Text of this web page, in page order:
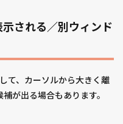
される／別ウィンド
て、カーソルから大きく離
が出る場合もあります。